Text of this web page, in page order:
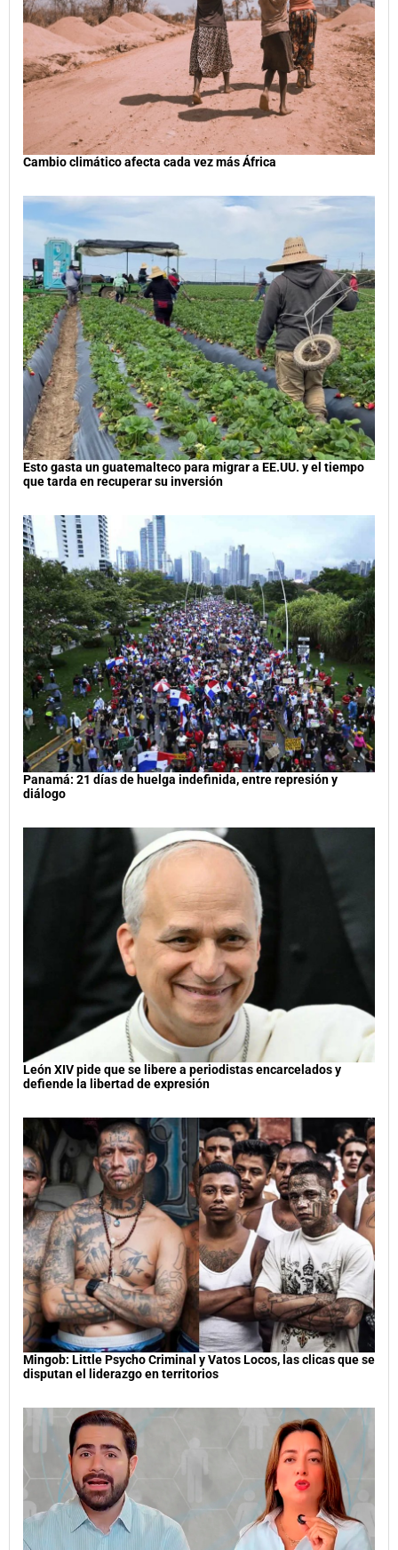
Cambio climático afecta cada vez más África
Esto gasta un guatemalteco para migrar a EE.UU. y el tiempo
que tarda en recuperar su inversión
Panamá: 21 días de huelga indefinida, entre represión y
diálogo
León XIV pide que se libere a periodistas encarcelados y
defiende la libertad de expresión
Mingob: Little Psycho Criminal y Vatos Locos, las clicas que se
disputan el liderazgo en territorios